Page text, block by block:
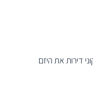
דירות את היזם